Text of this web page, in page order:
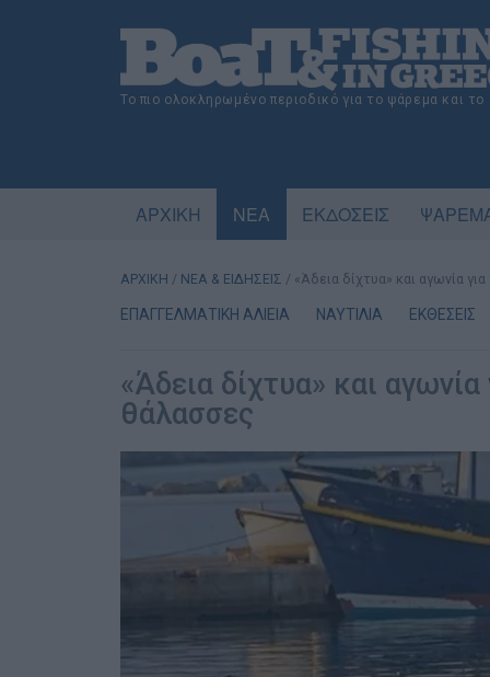
Το πιο ολοκληρωμένο περιοδικό για το ψάρεμα και
ΑΡΧΙΚΗ ΝΕΑ ΕΚΔΟΣΕΙΣ
ΑΡΧΙΚΗ / ΝΕΑ & ΕΙΔΗΣΕΙΣ / «Άδεια δίχτυα» και αγωνία
ΕΠΑΓΓΕΛΜΑΤΙΚΗ ΑΛΙΕΙΑ ΝΑΥΤΙΛΙΑ ΕΚΘΕΣΕΙΣ
«Άδεια δίχτυα» και
θάλασσες